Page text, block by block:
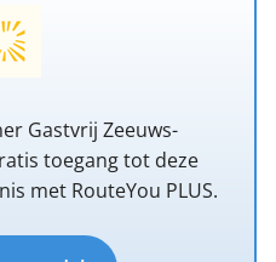
Gastvrij Zeeuws-
toegang tot deze
met RouteYou PLUS.